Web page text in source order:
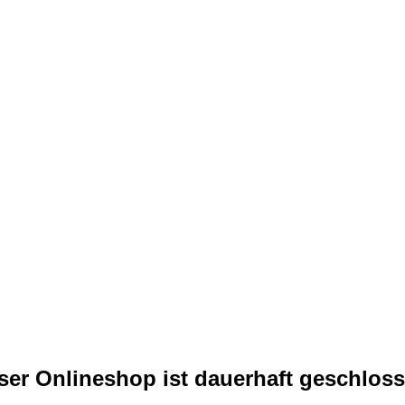
Onlineshop ist dauerhaft